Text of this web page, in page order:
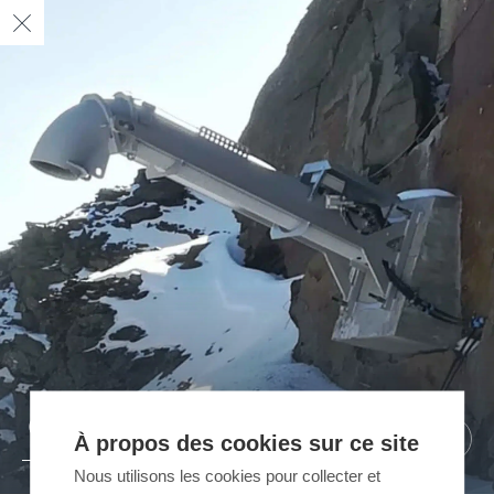
01 / 04
02 / 04
03 / 04
04 / 04
À propos des cookies sur ce site
Nous utilisons les cookies pour collecter et